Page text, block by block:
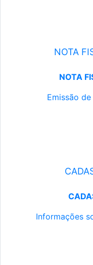
NOTA
NOTA
Emissão
Informações